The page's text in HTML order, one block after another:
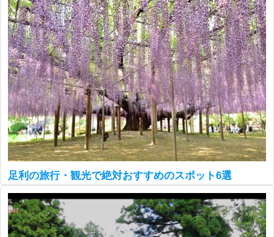
足利の旅行・観光で絶対おすすめのスポット6選